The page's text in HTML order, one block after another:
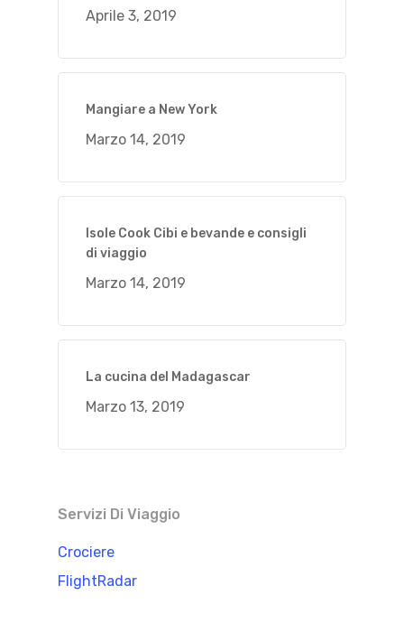
Aprile 3, 2019
Mangiare a New York
Marzo 14, 2019
Isole Cook Cibi e bevande e consigli
di viaggio
Marzo 14, 2019
La cucina del Madagascar
Marzo 13, 2019
Servizi Di Viaggio
Crociere
FlightRadar